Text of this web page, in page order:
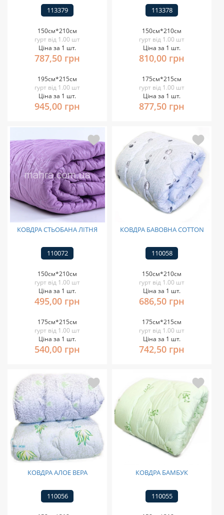
113379
150см*210см
гурт від 1.00 шт
Ціна за 1 шт.
787,50 грн
195см*215см
гурт від 1.00 шт
Ціна за 1 шт.
945,00 грн
113378
150см*210см
гурт від 1.00 шт
Ціна за 1 шт.
810,00 грн
175см*215см
гурт від 1.00 шт
Ціна за 1 шт.
877,50 грн
КОВДРА СТЬОБАНА ЛІТНЯ
110072
150см*210см
гурт від 1.00 шт
Ціна за 1 шт.
495,00 грн
175см*215см
гурт від 1.00 шт
Ціна за 1 шт.
540,00 грн
КОВДРА БАВОВНА COTTON
110058
150см*210см
гурт від 1.00 шт
Ціна за 1 шт.
686,50 грн
175см*215см
гурт від 1.00 шт
Ціна за 1 шт.
742,50 грн
КОВДРА АЛОЕ ВЕРА
110056
КОВДРА БАМБУК
110055